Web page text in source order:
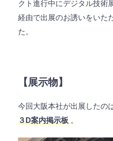
クト進行中にデジタル技術
経由で出展のお誘いをいた
た。
【展示物】
今回大阪本社が出展したのは
３D案内掲示板 。